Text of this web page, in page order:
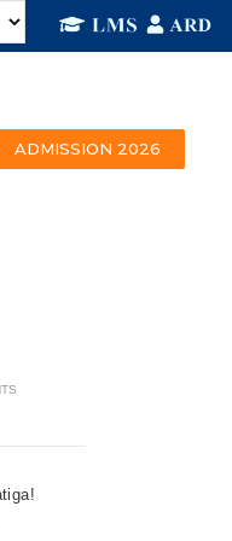
ADMISSION 2026